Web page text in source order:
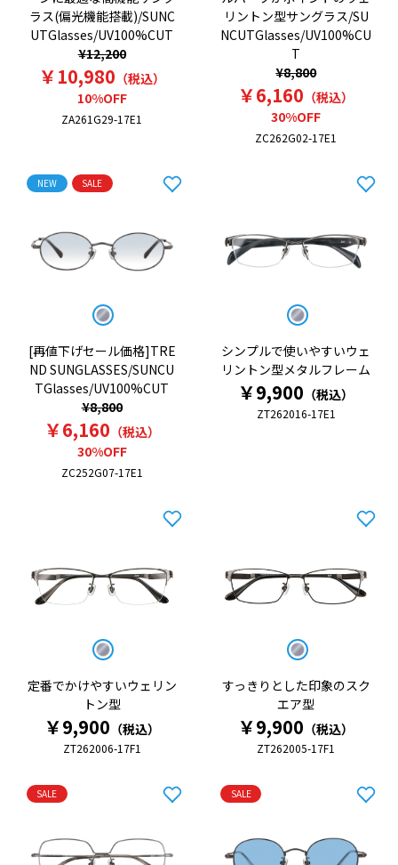
ラス(偏光機能搭載)/SUNC
UTGlasses/UV100%CUT
¥12,200
￥10,980 （税込）
10%OFF
ZA261G29-17E1
リントン型サングラス/SU
NCUTGlasses/UV100%CU
T
¥8,800
￥6,160 （税込）
30%OFF
ZC262G02-17E1
NEW SALE
[再値下げセール価格]TRE
ND SUNGLASSES/SUNCU
TGlasses/UV100%CUT
¥8,800
￥6,160 （税込）
30%OFF
ZC252G07-17E1
シンプルで使いやすいウェ
リントン型メタルフレーム
￥9,900 （税込）
ZT262016-17E1
定番でかけやすいウェリン
トン型
￥9,900 （税込）
ZT262006-17F1
すっきりとした印象のスク
エア型
￥9,900 （税込）
ZT262005-17F1
SALE SALE